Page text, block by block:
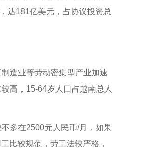
达181亿美元，占协议投资总
造业等劳动密集型产业加速
高，15-64岁人口占越南总人
多在2500元人民币/月，如果
比较规范，劳工法较严格，